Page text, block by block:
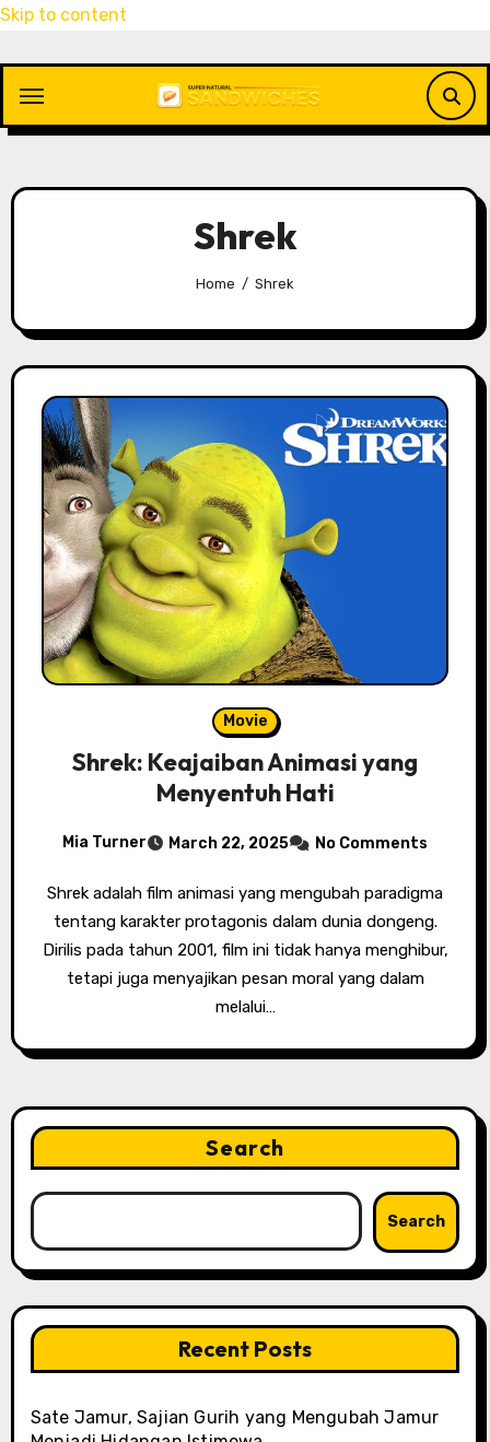
Skip to content
Shrek
Home Shrek
Movie
Shrek: Keajaiban Animasi yang
Menyentuh Hati
Mia Turner March 22, 2025 No Comments
Shrek adalah film animasi yang mengubah paradigma
tentang karakter protagonis dalam dunia dongeng.
Dirilis pada tahun 2001, film ini tidak hanya menghibur,
tetapi juga menyajikan pesan moral yang dalam
melalui…
Search
Search
Recent Posts
Sate Jamur, Sajian Gurih yang Mengubah Jamur